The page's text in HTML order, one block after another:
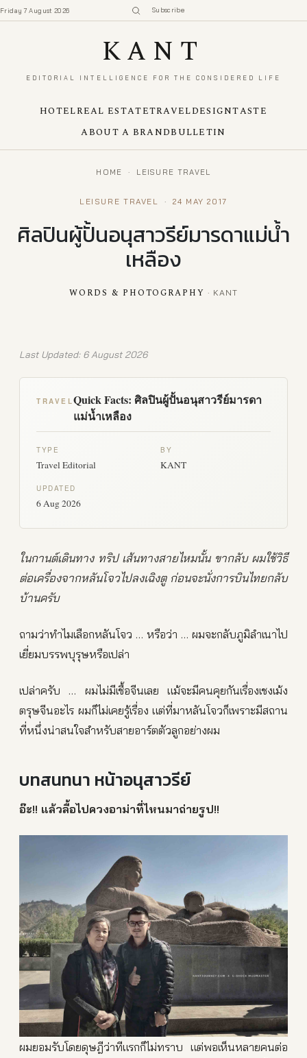
Friday 7 August 2026 Subscribe
KANT
EDITORIAL INTELLIGENCE FOR THE CONSIDERED LIFE
HOTELREAL ESTATETRAVELDESIGNTASTE
ABOUT A BRANDBULLETIN
HOME · LEISURE TRAVEL
LEISURE TRAVEL · 24 MAY 2017
ศิลปินผู้ปั้นอนุสาวรีย์มารดาแม่น้ำ
เหลือง
WORDS & PHOTOGRAPHY · KANT
Last Updated: 6 August 2026
TRAVEL Quick Facts: ศิลปินผู้ปั้นอนุสาวรีย์มารดา
แม่น้ำเหลือง
TYPE
Travel Editorial
BY
KANT
UPDATED
6 Aug 2026
ในกานต์เดินทาง ทริป เส้นทางสายไหมนั้น ขากลับ ผมใช้วิธี
ต่อเครื่องจากหลันโจวไปลงเฉิงตู ก่อนจะนั่งการบินไทยกลับ
บ้านครับ
ถามว่าทำไมเลือกหลันโจว … หรือว่า … ผมจะกลับภูมิลำเนาไป
เยี่ยมบรรพบุรุษหรือเปล่า
เปล่าครับ … ผมไม่มีเชื้อจีนเลย แม้จะมีคนคุยกันเรื่องเชงเม้ง
ตรุษจีนอะไร ผมก็ไม่เคยรู้เรื่อง แต่ที่มาหลันโจวก็เพราะมีสถาน
ที่หนึ่งน่าสนใจสำหรับสายอาร์ตตัวลูกอย่างผม
บทสนทนา หน้าอนุสาวรีย์
อ๊ะ!! แล้วลื้อไปควงอาม่าที่ไหนมาถ่ายรูป!!
ผมยอมรับโดยดุษฎีว่าทีแรกก็ไม่ทราบ แต่พอเห็นหลายคนต่อ